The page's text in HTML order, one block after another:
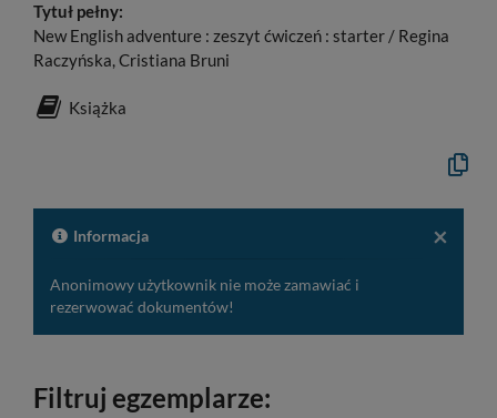
Tytuł pełny:
New English adventure : zeszyt ćwiczeń : starter / Regina
Raczyńska, Cristiana Bruni
Książka
Kopiuj
do
×
Informacja
Anonimowy użytkownik nie może zamawiać i
rezerwować dokumentów!
Filtruj egzemplarze: